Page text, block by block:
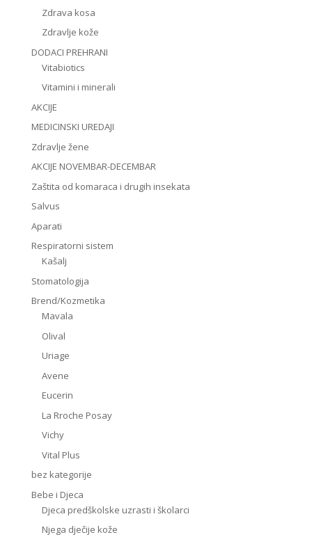
Zdrava kosa
Zdravlje kože
DODACI PREHRANI
Vitabiotics
Vitamini i minerali
AKCIJE
MEDICINSKI UREDAJI
Zdravlje žene
AKCIJE NOVEMBAR-DECEMBAR
Zaštita od komaraca i drugih insekata
Salvus
Aparati
Respiratorni sistem
Kašalj
Stomatologija
Brend/Kozmetika
Mavala
Olival
Uriage
Avene
Eucerin
La Rroche Posay
Vichy
Vital Plus
bez kategorije
Bebe i Djeca
Djeca predškolske uzrasti i školarci
Njega dječije kože